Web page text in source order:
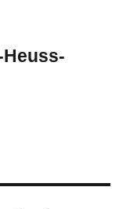
Heuss-